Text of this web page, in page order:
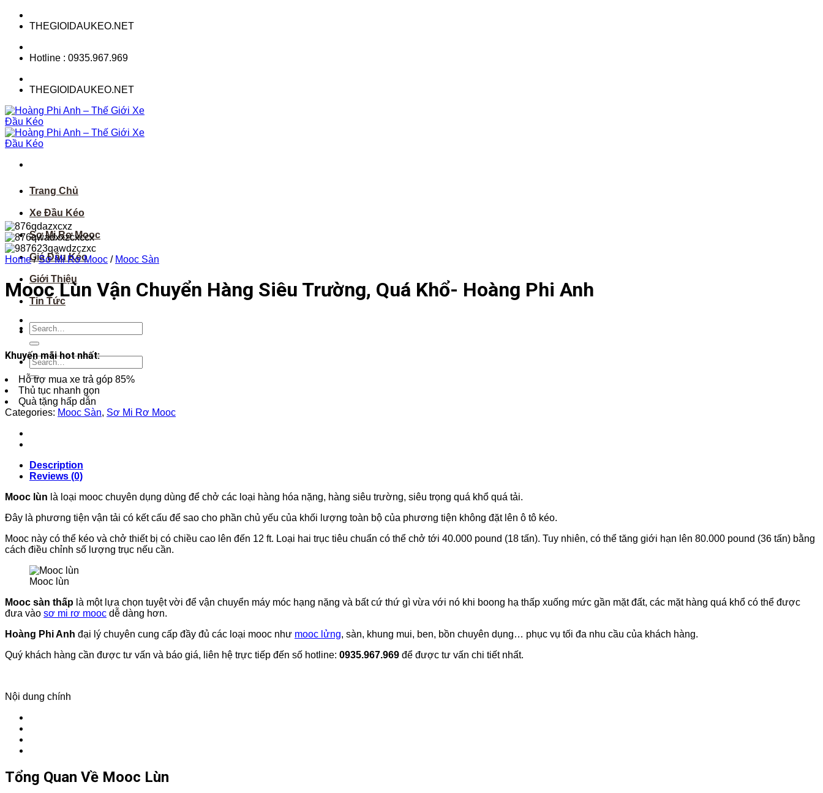
Skip
THEGIOIDAUKEO.NET
Hotline : 0935.967.969
THEGIOIDAUKEO.NET
Trang Chủ
Xe Đầu Kéo
Sơ Mi Rơ Mooc
Giá Đầu Kéo
Giới Thiệu
Tin Tức
Home / Sơ Mi Rơ Mooc / Mooc Sàn
Mooc Lùn Vận Chuyển Hàng Siêu Trường, Quá Khổ- Hoàng Phi Anh
Khuyến mãi hot nhất:
Hỗ trợ mua xe trả góp 85%
Thủ tục nhanh gọn
Quà tặng hấp dẫn
Categories: Mooc Sàn, Sơ Mi Rơ Mooc
Description
Reviews (0)
Mooc lùn là loại mooc chuyên dụng dùng để chở các loại hàng hóa nặng, hàng siêu trường, siêu trọng quá khổ quá tải.
Đây là phương tiện vận tải có kết cấu để sao cho phần chủ yếu của khối lượng toàn bộ của phương tiện không đặt lên ô tô kéo.
Mooc này có thể kéo và chở thiết bị có chiều cao lên đến 12 ft. Loại hai trục tiêu chuẩn có thể chở tới 40.000 pound (18 tấn). Tuy nhiên, có thể tăng giới hạn lên 80.000 pound (36 tấn) bằng
cách điều chỉnh số lượng trục nếu cần.
Mooc lùn
Mooc sàn thấp là một lựa chọn tuyệt vời để vận chuyển máy móc hạng nặng và bất cứ thứ gì vừa với nó khi boong hạ thấp xuống mức gần mặt đất, các mặt hàng quá khổ có thể được
đưa vào sơ mi rơ mooc dễ dàng hơn.
Hoàng Phi Anh đại lý chuyên cung cấp đầy đủ các loại mooc như mooc lửng, sàn, khung mui, ben, bồn chuyên dụng… phục vụ tối đa nhu cầu của khách hàng.
Quý khách hàng cần được tư vấn và báo giá, liên hệ trực tiếp đến số hotline: 0935.967.969 để được tư vấn chi tiết nhất.
Nội dung chính
Tổng Quan Về Mooc Lùn